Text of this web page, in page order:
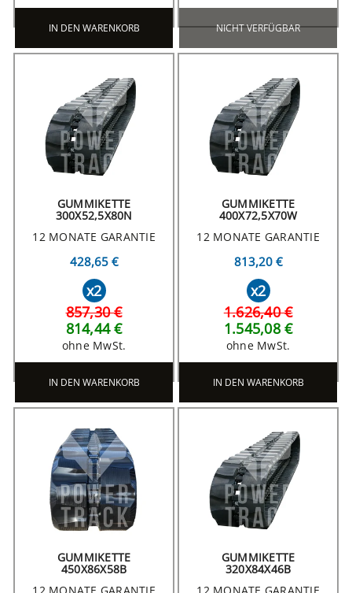
IN DEN WARENKORB NICHT VERFÜGBAR
GUMMIKETTE
300X52,5X80N
12 MONATE GARANTIE
428,65 €
x2
857,30 €
814,44 €
ohne MwSt.
IN DEN WARENKORB
GUMMIKETTE
400X72,5X70W
12 MONATE GARANTIE
813,20 €
x2
1.626,40 €
1.545,08 €
ohne MwSt.
IN DEN WARENKORB
GUMMIKETTE
450X86X58B
GUMMIKETTE
320X84X46B